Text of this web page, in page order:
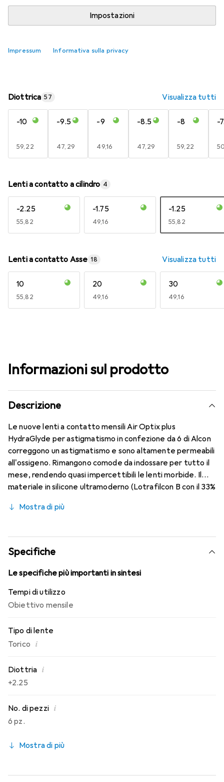
Impostazioni
Impressum Informativa sulla privacy
Aggiungi al carrello
Diottrica 57 Visualizza tutti
-10
EUR
59,22
-9.5
EUR
47,29
-9
EUR
49,16
-8.5
EUR
47,29
-8
EUR
59,22
-
Lenti a contatto a cilindro 4
-2.25
EUR
55,82
-1.75
EUR
49,16
-1.25
EUR
55,82
Lenti a contatto Asse 18 Visualizza tutti
10
EUR
55,82
20
EUR
49,16
30
EUR
49,16
Informazioni sul prodotto
Descrizione
Le nuove lenti a contatto mensili Air Optix plus
HydraGlyde per astigmatismo in confezione da 6 di Alcon
correggono un astigmatismo e sono altamente permeabili
all'ossigeno. Rimangono comode da indossare per tutto il
mese, rendendo quasi impercettibili le lenti morbide. Il
materiale in silicone ultramoderno (Lotrafilcon B con il 33%
HydraGlyde Moisture Matrix e la nota tecnologia
indossabilità che conosci. Un comfort duraturo e senza
interruzioni per tutto il giorno con le lenti mensili.
Mostra di più
Specifiche
Le specifiche più importanti in sintesi
Tempi di utilizzo
Obiettivo mensile
Tipo di lente
Torico i
Diottria i
+2.25
No. di pezzi i
6 pz.
Mostra di più